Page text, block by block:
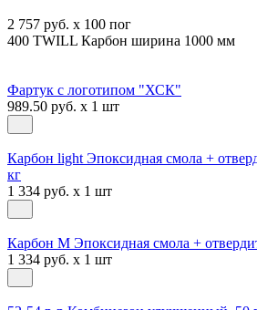
2 757 руб. x 100 пог
400 TWILL Карбон ширина 1000 мм
Фартук с логотипом "ХСК"
989.50 руб. x 1 шт
Карбон light Эпоксидная смола +
кг
1 334 руб. x 1 шт
Карбон М Эпоксидная смола +
1 334 руб. x 1 шт